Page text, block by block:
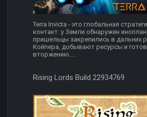
Terra Invicta - это глобальная
контакт: у Земли обнаружен
пришельцы закрепились в дальних
Койпера, добывают ресурсы и
вторжению....
Rising Lords Build 22934769